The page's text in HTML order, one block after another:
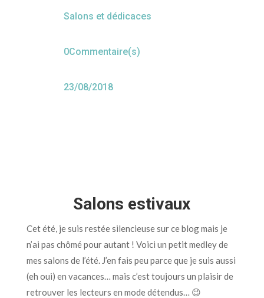
Salons et dédicaces
0Commentaire(s)
23/08/2018
Salons estivaux
Cet été, je suis restée silencieuse sur ce blog mais je
n’ai pas chômé pour autant ! Voici un petit medley de
mes salons de l’été. J’en fais peu parce que je suis aussi
(eh oui) en vacances… mais c’est toujours un plaisir de
retrouver les lecteurs en mode détendus… 😉